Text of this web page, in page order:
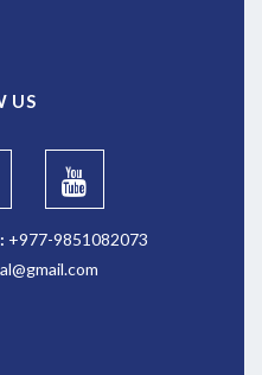
US
+977-9851082073